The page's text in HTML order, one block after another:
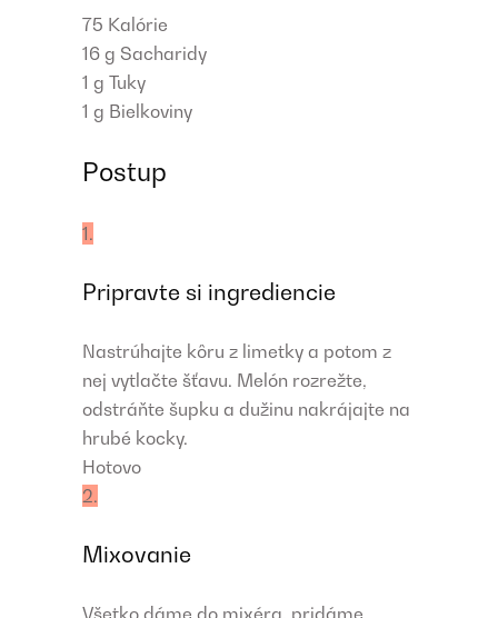
75 Kalórie
16 g Sacharidy
1 g Tuky
1 g Bielkoviny
Postup
1.
Pripravte si ingrediencie
Nastrúhajte kôru z limetky a potom z
nej vytlačte šťavu. Melón rozrežte,
odstráňte šupku a dužinu nakrájajte na
hrubé kocky.
Hotovo
2.
Mixovanie
Všetko dáme do mixéra, pridáme